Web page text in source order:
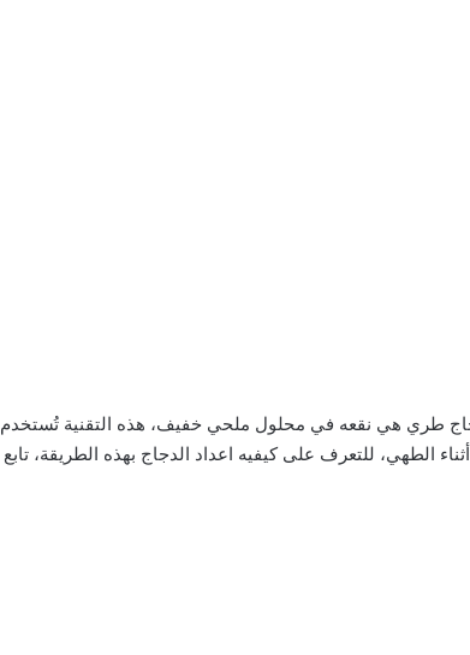
طري هي نقعه في محلول ملحي خفيف، هذه التقنية تُستخدم
الطهي، للتعرف على كيفيه اعداد الدجاج بهذه الطريقة، تابع